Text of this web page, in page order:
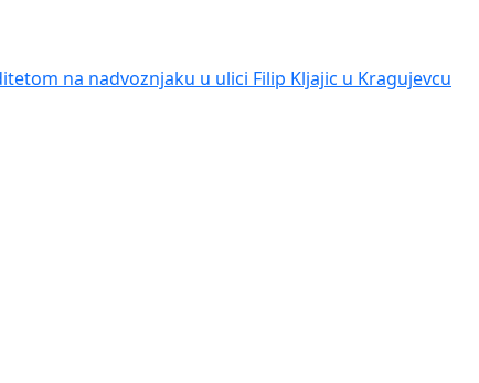
na nadvoznjaku u ulici Filip Kljajic u Kragujevcu